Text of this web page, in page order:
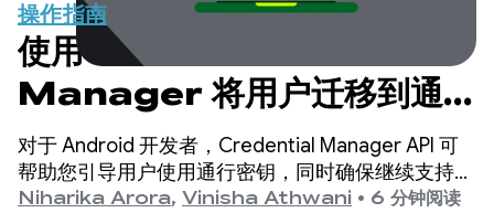
操作指南
使用 Credential
Manager 将用户迁移到通行
密钥的最佳实践
对于 Android 开发者，Credential Manager API 可
帮助您引导用户使用通行密钥，同时确保继续支持传
统的登录机制，例如密码。
Niharika Arora, Vinisha Athwani • 6 分钟阅读